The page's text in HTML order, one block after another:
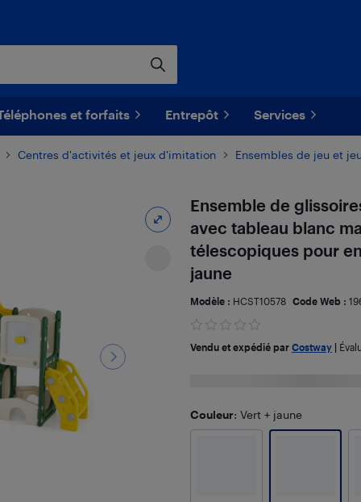
et forfaits Entrepôt Services
Centres d'activités et jeux d'imitation Ensembles de jeu et
Ensemble de
avec tableau blanc
télescopiques pour
jaune
Modèle : HCST10578 Code Web :
Vendu et expédié par Costway|
Couleur: Vert + jaune